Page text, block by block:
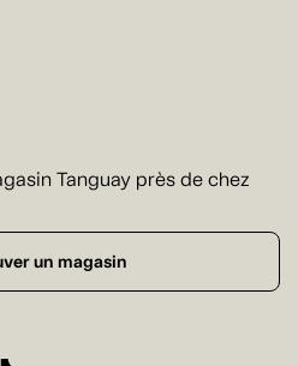
Tanguay près de chez
un magasin